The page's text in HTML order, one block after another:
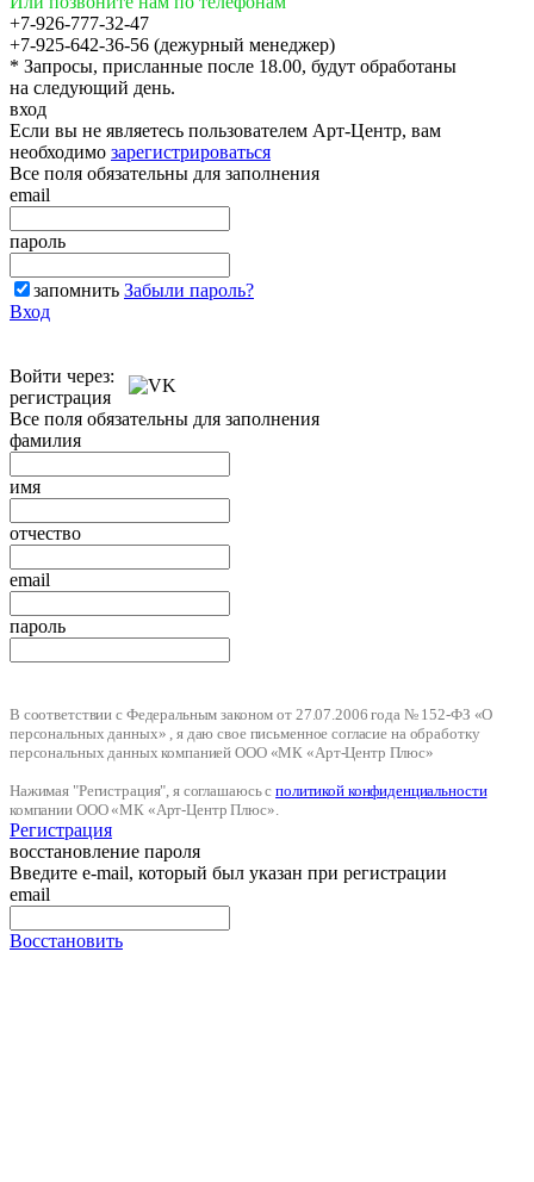
+7-926-777-32-47
+7-925-642-36-56 (дежурный менеджер)
* Запросы, присланные после 18.00, будут обработаны
на следующий день.
вход
Если вы не являетесь пользователем Арт-Центр, вам
необходимо зарегистрироваться
Все поля обязательны для заполнения
email
пароль
запомнить Забыли пароль?
Вход
Войти через:
регистрация
Все поля обязательны для заполнения
фамилия
имя
отчество
email
пароль
В соответствии с Федеральным законом от 27.07.2006 года № 152-ФЗ «О
персональных данных» , я даю свое письменное согласие на обработку
персональных данных компанией ООО «МК «Арт-Центр Плюс»
Нажимая "Регистрация", я соглашаюсь сполитикой конфиденциальности
компании ООО «МК «Арт-Центр Плюс».
Регистрация
восстановление пароля
Введите e-mail, который был указан при регистрации
email
Восстановить